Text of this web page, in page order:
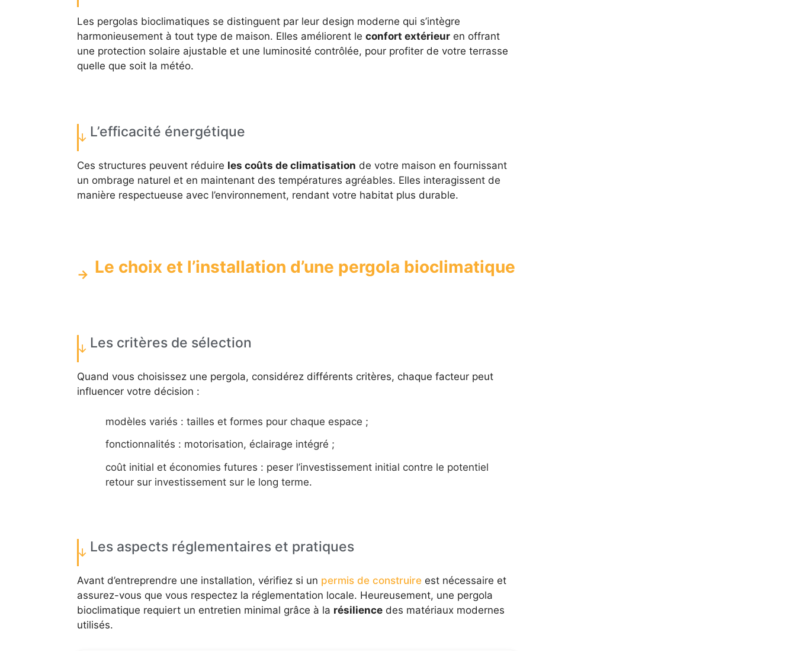
Les pergolas bioclimatiques se distinguent par leur design moderne qui s’intègre
harmonieusement à tout type de maison. Elles améliorent le confort extérieuren offrant
une protection solaire ajustable et une luminosité contrôlée, pour profiter de votre terrasse
quelle que soit la météo.
L’efficacité énergétique
Ces structures peuvent réduire les coûts de climatisation de votre maison en fournissant
un ombrage naturel et en maintenant des températures agréables. Elles interagissent de
manière respectueuse avec l’environnement, rendant votre habitat plus durable.
Le choix et l’installation d’une pergola bioclimatique
Les critères de sélection
Quand vous choisissez une pergola, considérez différents critères, chaque facteur peut
influencer votre décision :
modèles variés : tailles et formes pour chaque espace ;
fonctionnalités : motorisation, éclairage intégré ;
coût initial et économies futures : peser l’investissement initial contre le potentiel
retour sur investissement sur le long terme.
Les aspects réglementaires et pratiques
Avant d’entreprendre une installation, vérifiez si un permis de construireest nécessaire et
assurez-vous que vous respectez la réglementation locale. Heureusement, une pergola
bioclimatique requiert un entretien minimal grâce à la résiliencedes matériaux modernes
utilisés.